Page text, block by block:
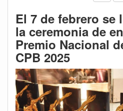
El 7 de febrero se
la ceremonia de
Premio Nacional
CPB 2025